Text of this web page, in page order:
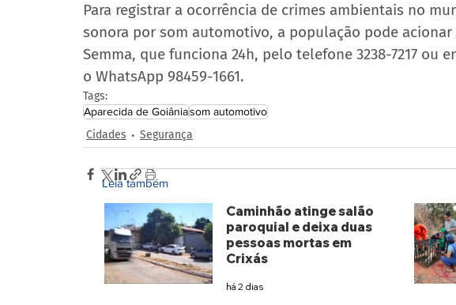
Para registrar a ocorrência de crimes ambientais no
sonora por som automotivo, a população pode
Semma, que funciona 24h, pelo telefone 3238-7217 ou
o WhatsApp 98459-1661.
Tags:
Aparecida de Goiâniasom automotivo
Cidades Segurança
Leia também
Caminhão atinge salão
paroquial e deixa duas
pessoas mortas em
Crixás
há 2 dias